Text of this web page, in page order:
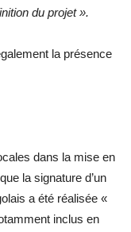
du projet ».
la présence
dans la mise en
la signature d’un
a été réalisée «
inclus en